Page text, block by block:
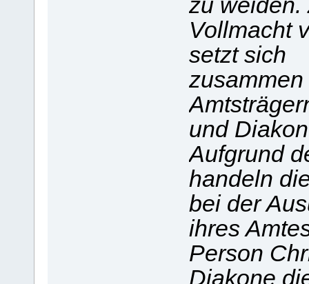
zu weiden.
Vollmacht
setzt sich
und
Aufgrund
handeln
bei der
ihres
Person
Diakone